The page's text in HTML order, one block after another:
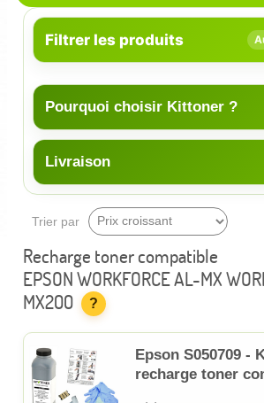
Filtrer les produits
Pourquoi choisir Kittoner ?
Livraison
Trier par
Recharge toner compatible
EPSON WORKFORCE AL-MX
MX200
?
Epson S050709 -
recharge toner